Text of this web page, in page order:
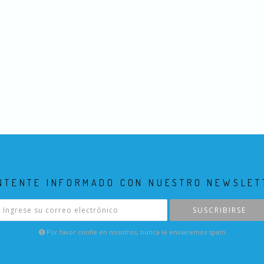
INFORMADO CON NUESTRO
SUSCRIBIRSE
Por favor confie en nosotros, nunca le enviaremos spam